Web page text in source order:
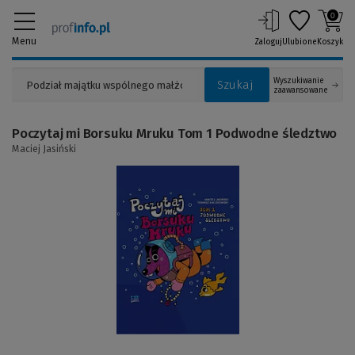
Menu
Szukaj
Wyszukiwanie
zaawansowane
ZalogujUlubione
0
Koszyk
Poczytaj mi Borsuku Mruku Tom 1 Podwodne śledztwo
Maciej Jasiński